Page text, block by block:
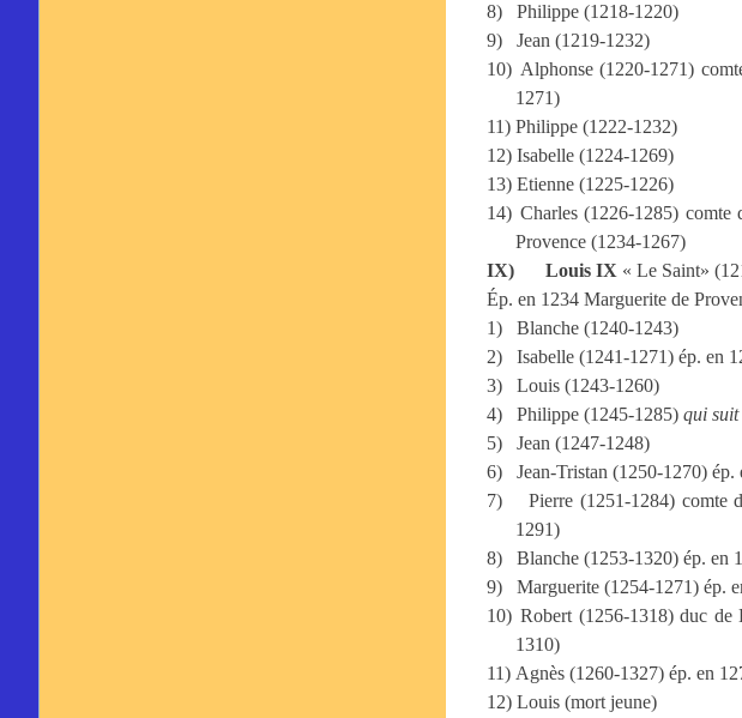
8)
Philippe (1218-1220)
9)
Jean (1219-1232)
10) Alphonse (1220-1271)
1271)
11) Philippe (1222-1232)
12) Isabelle (1224-1269)
13) Etienne (1225-1226)
14) Charles (1226-1285)
Provence (1234-1267)
IX)
Louis IX « Le Saint»
Ép. en 1234 Marguerite de
1)
Blanche (1240-1243)
2)
Isabelle (1241-1271) ép. en
3)
Louis (1243-1260)
4)
Philippe (1245-1285)qui suit
5)
Jean (1247-1248)
6)
Jean-Tristan (1250-1270)
7)
Pierre (1251-1284) comte
1291)
8)
Blanche (1253-1320) ép. en
9)
Marguerite (1254-1271) ép.
10) Robert (1256-1318) duc de
1310)
11) Agnès (1260-1327) ép. en
12) Louis (mort jeune)